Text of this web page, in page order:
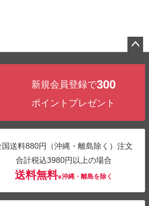
新規会員登録で300
ポイントプレゼント
国送料880円（沖縄・離島除く）注文
合計税込3980円以上の場合
送料無料※沖縄・離島を除く